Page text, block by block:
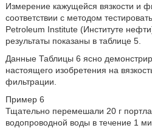
Измерение кажущейся вязкости и
соответствии с методом
Petroleum Institute (Институте
результаты показаны в таблице 5.
Данные Таблицы 6 ясно
настоящего изобретения на
фильтрации.
Пример 6
Тщательно перемешали 20 г
водопроводной воды в течение 1